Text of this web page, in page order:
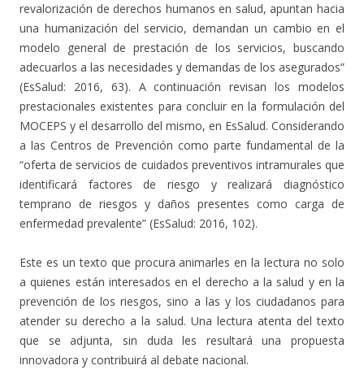
revalorización de derechos humanos en salud, apuntan hacia
una humanización del servicio, demandan un cambio en el
modelo general de prestación de los servicios, buscando
adecuarlos a las necesidades y demandas de los asegurados”
(EsSalud: 2016, 63). A continuación revisan los modelos
prestacionales existentes para concluir en la formulación del
MOCEPS y el desarrollo del mismo, en EsSalud. Considerando
a las Centros de Prevención como parte fundamental de la
“oferta de servicios de cuidados preventivos intramurales que
identificará factores de riesgo y realizará diagnóstico
temprano de riesgos y daños presentes como carga de
enfermedad prevalente” (EsSalud: 2016, 102).
Este es un texto que procura animarles en la lectura no solo
a quienes están interesados en el derecho a la salud y en la
prevención de los riesgos, sino a las y los ciudadanos para
atender su derecho a la salud. Una lectura atenta del texto
que se adjunta, sin duda les resultará una propuesta
innovadora y contribuirá al debate nacional.